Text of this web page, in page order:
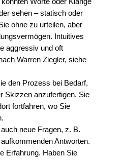
sehen – statisch oder
ohne zu urteilen, aber
Intuitives
aggressiv und oft
Warren Ziegler, siehe
den Prozess bei Bedarf,
Skizzen anzufertigen. Sie
fortfahren, wo Sie
neue Fragen, z. B.
Antworten.
Erfahrung. Haben Sie